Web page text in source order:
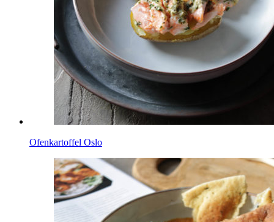
Ofenkartoffel Oslo